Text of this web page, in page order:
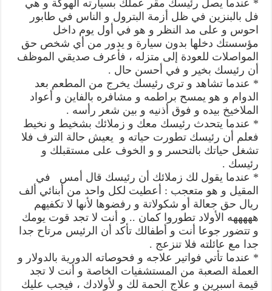
* عندما يصل رئيسك مقر عملك بسيارته الهوكة و هي
فل بالبنزين في ظل أزمة البترول و الناس في طابور
احوس و على مد النظر و هو في أول يوم داخل
مؤسستك دخلها بدون سيارة و يدور من أي شخص حق
المواصلات للعودة إلى متزله ، فأعرف صديقي الموظف
أن رئيسك بخير و في أحسن حال .
* عندما تشاهد و ترى رئيسك يخرج من المطعم بعد
الدوام و هو يمسح براطمه و مشافره بالفاين و أعواد
الملاخيخ بيده و فوق أذنيه و بين شعر رأسه .
* عندما يتحدث رئيسك معك و زملائك بشخيط و نخيط
فعلم أن رئيسك تطورت حياته و يعيش حالة الترف فلا
تشغل حياتك بالتحسر و و الخوف على مستقبلك و
رئيسك .
* عندما يقول لك زملائك أن رئيسك قال أمس في
المقيل و هو متعجب : أعطيت لكل واحد من أبنائي ألف
ريال حق جعالة أو شكولاتة و رفضوها لأنها لا تكفيهم
هههههه الأولاد تطوروا كمان .. و أنت لا تجد قوت يومك
و تتضور جوعا أنت و أطفالك تأكد أن الرئيس مرتاح جدا
جدا مع عائلته فلا تنزعج .
* عندما تأتي فواتير علاجه و فحوصاته الدورية بالدولار و
العملة الصعبة من المستشفيات الخاصة و أنت لا تجد
قيمة اسبرين و علاج الحمة لك و لأولادك ، فيجب عليك